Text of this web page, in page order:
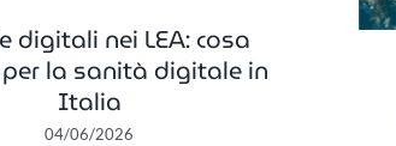
digitali nei LEA: cosa
la sanità digitale in
Italia
04/06/2026